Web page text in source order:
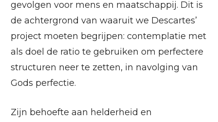
gevolgen voor mens en maatschappij. Dit is
de achtergrond van waaruit we Descartes’
project moeten begrijpen: contemplatie met
als doel de ratio te gebruiken om perfectere
structuren neer te zetten, in navolging van
Gods perfectie.
Zijn behoefte aan helderheid en